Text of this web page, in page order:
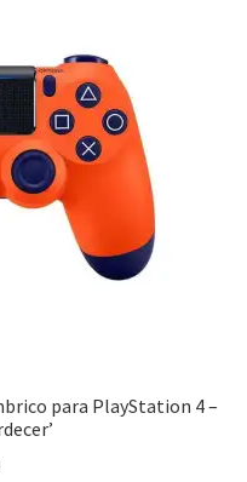
para PlayStation 4 –